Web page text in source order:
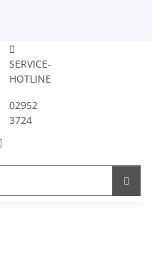
SERVICE-
HOTLINE
02952
3724